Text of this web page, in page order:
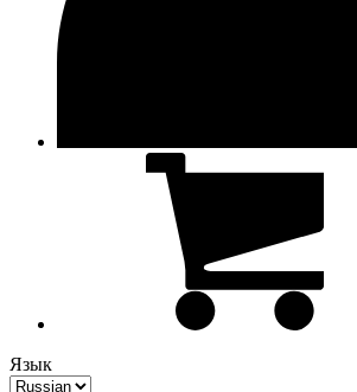
Язык